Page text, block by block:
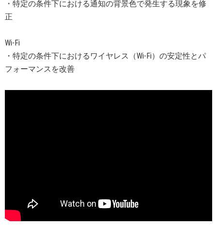
・特定の条件下における通知の背景色で発生する現象を修
正
Wi-Fi
・特定の条件下におけるワイヤレス（Wi-Fi）の安定性とパ
フォーマンスを改善